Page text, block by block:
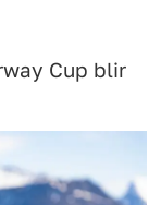
Cup blir